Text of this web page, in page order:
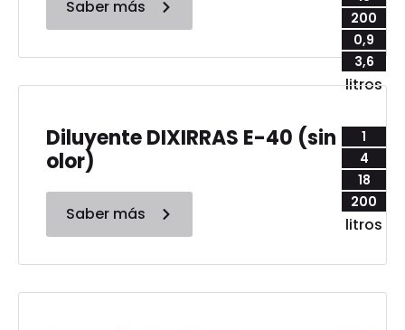
200
0,9
3,6
litros
Saber más
1
4
18
200
litros
Diluyente DIXIRRAS E-40 (sin
olor)
Saber más